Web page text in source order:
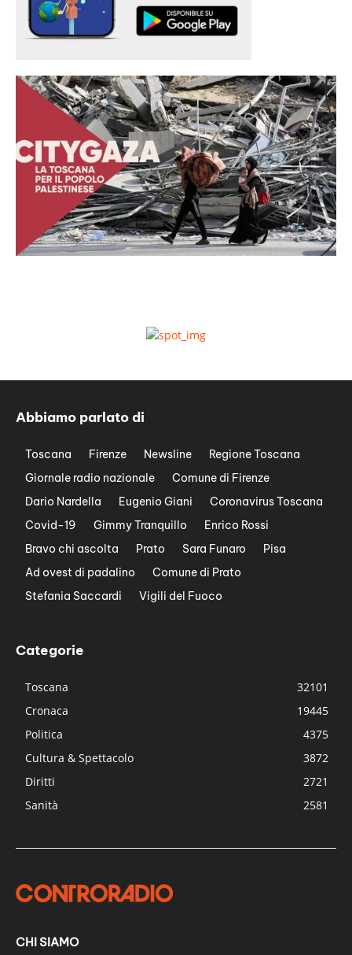
Abbiamo parlato di
Toscana Firenze Newsline
Regione Toscana
Giornale radio nazionale
Comune di Firenze
Dario Nardella
Eugenio Giani
Coronavirus Toscana
Covid-19
Gimmy Tranquillo
Enrico Rossi
Bravo chi ascolta
Prato Sara Funaro
Pisa
Ad ovest di padalino
Comune di Prato
Stefania Saccardi
Vigili del Fuoco
Categorie
Toscana
32101
Cronaca
19445
Politica
4375
Cultura & Spettacolo
3872
Diritti
2721
Sanità
2581
CHI SIAMO